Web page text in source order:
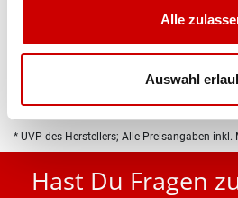
Alle
Auswahl
Produktbeschreibung
* UVP des Herstellers; Alle Preisangaben inkl.
Hast Du Fragen